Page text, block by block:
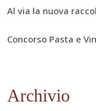
Al via la nuova
Concorso Pasta e
Archivio